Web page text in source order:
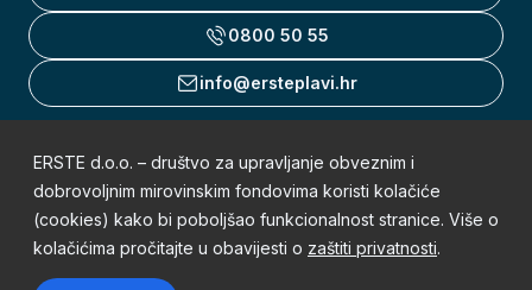
0800 50 55
info@ersteplavi.hr
Uvjeti korištenja
Obavijest o zaštiti osobnih podataka
Mapa weba
ERSTE d.o.o. – društvo za upravljanje obveznim i
dobrovoljnim mirovinskim fondovima koristi kolačiće
(cookies) kako bi poboljšao funkcionalnost stranice. Više o
kolačićima pročitajte u obavijesti o zaštiti privatnosti.